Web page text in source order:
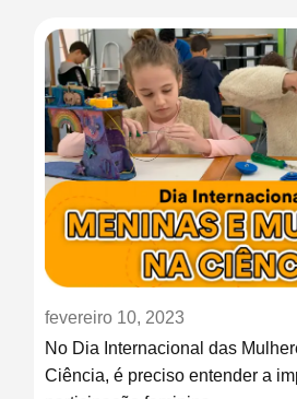
fevereiro 10, 2023
No Dia Internacional das
Ciência, é preciso entender a